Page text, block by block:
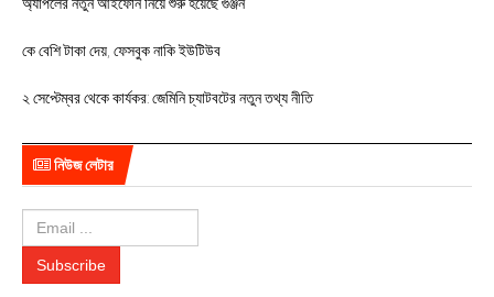
কে বেশি টাকা দেয়, ফেসবুক নাকি ইউটিউব
২ সেপ্টেম্বর থেকে কার্যকর: জেমিনি চ্যাটবটের নতুন তথ্য নীতি
নিউজ লেটার